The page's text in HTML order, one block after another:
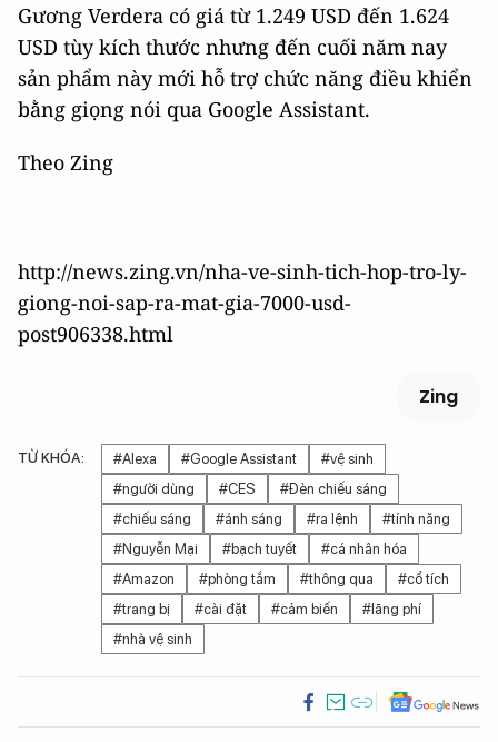
Gương Verdera có giá từ 1.249 USD đến 1.624
USD tùy kích thước nhưng đến cuối năm nay
sản phẩm này mới hỗ trợ chức năng điều khiển
bằng giọng nói qua Google Assistant.
Theo Zing
http://news.zing.vn/nha-ve-sinh-tich-hop-tro-ly-
giong-noi-sap-ra-mat-gia-7000-usd-
post906338.html
Zing
TỪ KHÓA: #Alexa #Google Assistant
#vệ sinh
#người dùng
#CES
#Đèn chiếu sáng
#chiếu sáng
#ánh sáng #ra lệnh
#tính năng
#Nguyễn Mại
#bạch tuyết
#cá nhân hóa
#Amazon
#phòng tắm #thông qua
#cổ tích
#trang bị
#cài đặt #cảm biến
#lãng phí
#nhà vệ sinh